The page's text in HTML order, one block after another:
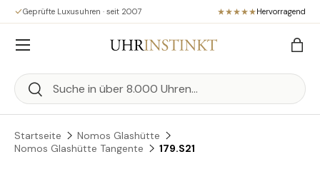
Direkt zum Inhalt
Geprüfte Luxusuhren · seit 2007 Hervorragend
Suchen
Suchen
Menü
Startseite
Nomos Glashütte
Nomos Glashütte Tangente
179.S21